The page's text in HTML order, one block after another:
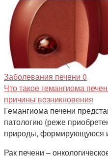
Заболевания печени 0
Что такое гемангиома
причины возникновения
Гемангиома печени
патологию (реже
природы, формирующуюся
Рак печени –